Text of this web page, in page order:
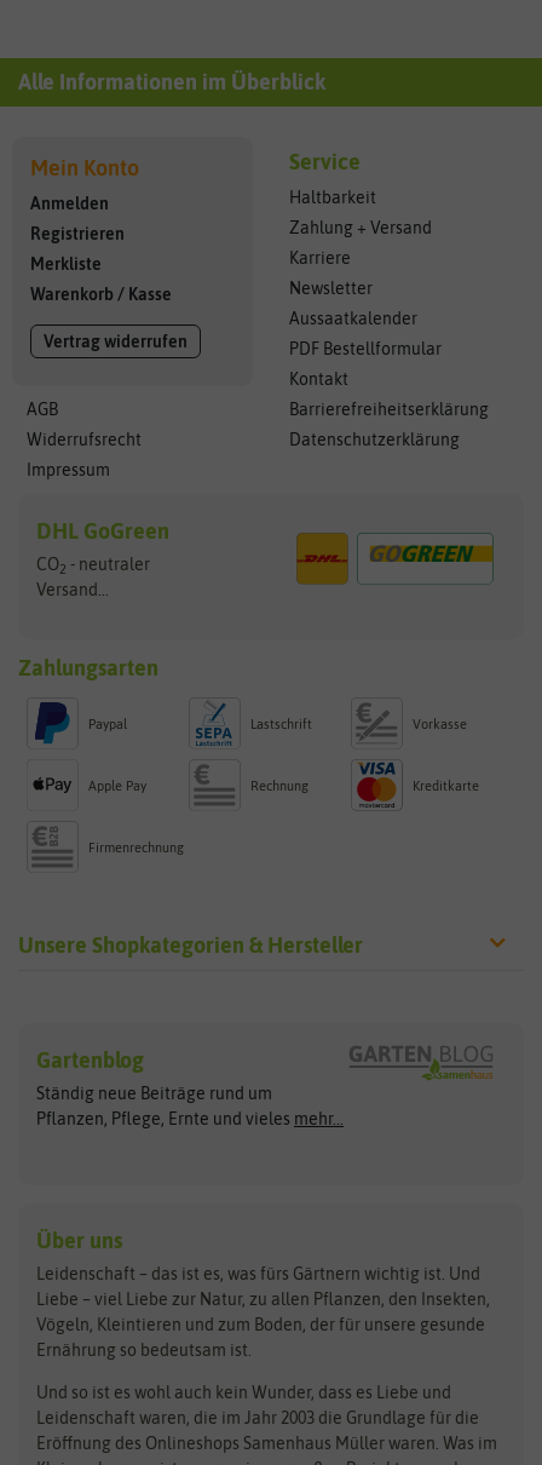
Alle Informationen im Überblick
Mein Konto
Anmelden
Registrieren
Merkliste
Warenkorb / Kasse
Vertrag widerrufen
AGB
Widerrufsrecht
Impressum
Service
Haltbarkeit
Zahlung + Versand
Karriere
Newsletter
Aussaatkalender
PDF Bestellformular
Kontakt
Barrierefreiheitserklärung
Datenschutzerklärung
DHL GoGreen
CO2 - neutraler
Versand...
Zahlungsarten
Paypal Lastschrift Vorkasse
Apple Pay Rechnung Kreditkarte
Firmenrechnung
Unsere Shopkategorien & Hersteller
Exotische Samen
Gemüsesamen
Gründünger
Kräutersamen
Obstsamen
Pilzbrut
Rasensamen
Steckzwiebeln
Zimmer & Kübelpflanzen
Kataloge
Schnäppchen
Arche Noah
ASB Greenworld
Benary
Bingenheimer Saatgut
Bionana
BIOWOL
Blumicorn
Clever Pots
COMPO
Dürr-Samen
Feldsaaten Freudenberger
Fertil
Gartenblog
Ständig neue Beiträge rund um
Pflanzen, Pflege, Ernte und vieles mehr...
Über uns
Leidenschaft – das ist es, was fürs Gärtnern wichtig ist. Und
Liebe – viel Liebe zur Natur, zu allen Pflanzen, den Insekten,
Vögeln, Kleintieren und zum Boden, der für unsere gesunde
Ernährung so bedeutsam ist.
Und so ist es wohl auch kein Wunder, dass es Liebe und
Leidenschaft waren, die im Jahr 2003 die Grundlage für die
Eröffnung des Onlineshops Samenhaus Müller waren. Was im